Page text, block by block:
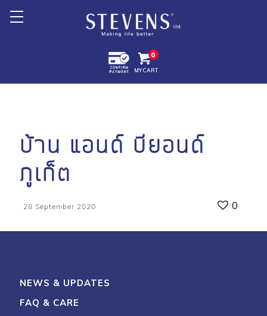
0
MY CART
บ้าน แอนด์ บียอนด์
ภูเก็ต
0
28 September 2020
NEWS & UPDATES
FAQ & CARE
Export +
Store Location